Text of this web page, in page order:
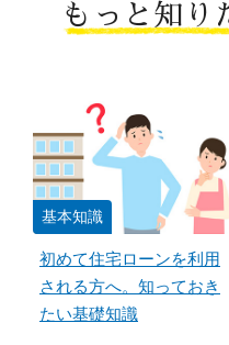
もっと知り
基本知識
初めて住宅ローンを利用
される方へ。知っておき
たい基礎知識